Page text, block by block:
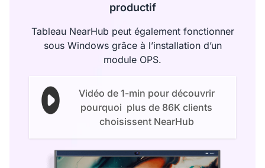
productif
Tableau NearHub peut également fonctionner
sous Windows grâce à l’installation d’un
module OPS.
Vidéo de 1-min pour découvrir
pourquoi plus de 86K clients
choisissent NearHub